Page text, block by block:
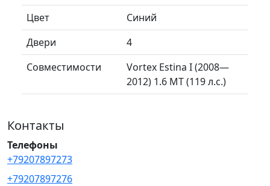
Цвет
Синий
Двери
4
Совместимости
Vortex Estina I (2008—
2012) 1.6 MT (119 л.с.)
Контакты
Телефоны
+79207897273
+79207897276